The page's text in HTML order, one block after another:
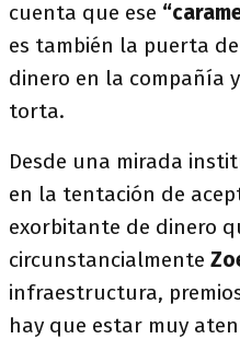
cuenta que ese
es también la puerta
dinero en la compañía
torta.
Desde una mirada
en la tentación de
exorbitante de dinero
circunstancialmente
infraestructura,
hay que estar muy